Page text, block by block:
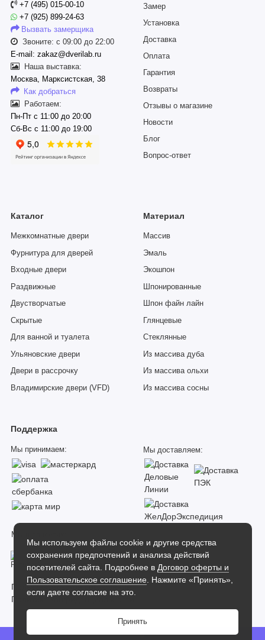
0
Мы используем файлы cookie и другие средства
сохранения предпочтений и анализа действий
посетителей сайта. Подробнее в Договор оферты и
Пользовательское соглашение . Нажмите «Принять»,
если даете согласие на это.
Принять
+7 (495) 015-00-10
+7 (925) 899-24-63
Вызвать замерщика
Звоните: с 09:00 до 22:00
E-mail: zakaz@dverilab.ru
Наша выставка:
Москва, Марксистская, 38
Как добраться
Работаем:
Пн-Пт с 11:00 до 20:00
Сб-Вс с 11:00 до 19:00
Замер
Установка
Доставка
Оплата
Гарантия
Возвраты
Отзывы о магазине
Новости
Блог
Вопрос-ответ
Каталог
Межкомнатные двери
Фурнитура для дверей
Входные двери
Раздвижные
Двустворчатые
Скрытые
Для ванной и туалета
Ульяновские двери
Двери в рассрочку
Владимирские двери (VFD)
Материал
Массив
Эмаль
Экошпон
Шпонированные
Шпон файн лайн
Глянцевые
Стеклянные
Из массива дуба
Из массива ольхи
Из массива сосны
Поддержка
Мы принимаем: Мы доставляем:
Мы в соцсетях:
Пользовательское соглашение
Политика конфиденциальности
Dverilab